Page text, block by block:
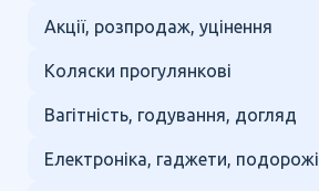
Акції, розпродаж, уцінення
Коляски прогулянкові
Вагітність, годування, догляд
Електроніка, гаджети, подорожі